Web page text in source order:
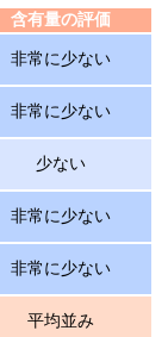
含有量の評価
非常に少ない
非常に少ない
少ない
非常に少ない
非常に少ない
平均並み